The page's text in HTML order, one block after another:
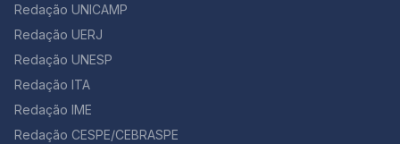
Redação UNICAMP
Redação UERJ
Redação UNESP
Redação ITA
Redação IME
Redação CESPE/CEBRASPE